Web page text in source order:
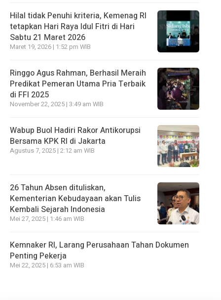
Hilal tidak Penuhi kriteria, Kemenag RI
tetapkan Hari Raya Idul Fitri di Hari
Sabtu 21 Maret 2026
Maret 19, 2026 | 1:52 pm WIB
Ringgo Agus Rahman, Berhasil Meraih
Predikat Pemeran Utama Pria Terbaik
di FFI 2025
November 22, 2025 | 3:49 am WIB
Wabup Buol Hadiri Rakor Antikorupsi
Bersama KPK RI di Jakarta
Agustus 7, 2025 | 2:12 am WIB
26 Tahun Absen dituliskan,
Kementerian Kebudayaan akan Tulis
Kembali Sejarah Indonesia
Mei 27, 2025 | 1:46 am WIB
Kemnaker RI, Larang Perusahaan Tahan Dokumen
Penting Pekerja
Mei 22, 2025 | 6:53 am WIB